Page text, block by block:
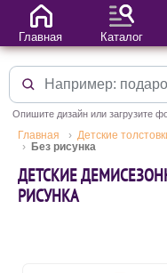
Опишите дизайн или загрузите
Главная Детские
Без рисунка
ДЕТСКИЕ
РИСУНКА
Главная Каталог